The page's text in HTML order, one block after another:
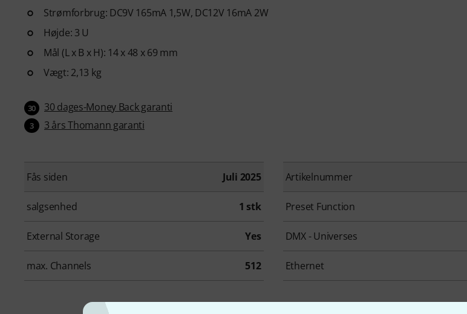
Strømforbrug: DC9V 165mA 1,5W, DC12V 16mA 2W
Højde: 3 U
Mål (L x B x H): 14 x 48 x 69 mm
Vægt: 2,13 kg
30 30 dages-Money Back garanti
3 3 års Thomann garanti
Fås siden Juli 2025 Artikelnummer
salgsenhed 1 stk Preset Function
External Storage Yes DMX - Universes
max. Channels 512 Ethernet